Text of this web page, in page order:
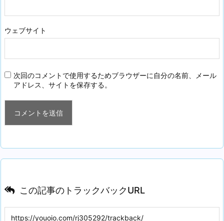
ウェブサイト
次回のコメントで使用するためブラウザーに自分の名前、メール
アドレス、サイトを保存する。
この記事のトラックバックURL